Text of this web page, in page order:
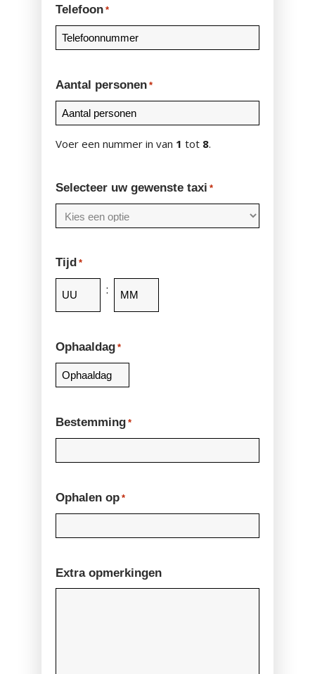
Telefoon *
Aantal personen *
Voer een nummer in van 1 tot 8.
Selecteer uw gewenste taxi *
Tijd *
:
Ophaaldag *
DD
MM
dash
Bestemming *
Ophalen op *
Extra opmerkingen